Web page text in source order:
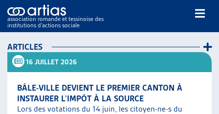
association romande et tessinoise des
institutions d’actions sociale
ARTICLES
16 JUILLET 2026
BÂLE-VILLE DEVIENT LE PREMIER CANTON À
INSTAURER L’IMPÔT À LA SOURCE
Lors des votations du 14 juin, les citoyen-ne-s du